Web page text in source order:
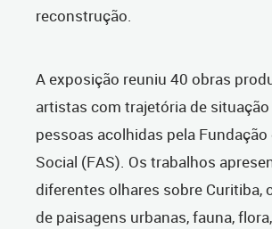
reconstrução.
A exposição reuniu 40 obras
artistas com trajetória de
pessoas acolhidas pela Fundação
Social (FAS). Os trabalhos
diferentes olhares sobre Curitiba,
de paisagens urbanas, fauna, flora,